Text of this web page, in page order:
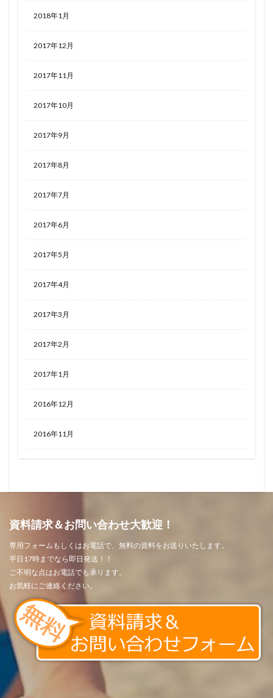
2018年1月
2017年12月
2017年11月
2017年10月
2017年9月
2017年8月
2017年7月
2017年6月
2017年5月
2017年4月
2017年3月
2017年2月
2017年1月
2016年12月
2016年11月
資料請求＆お問い合わせ大歓迎！
専用フォームもしくはお電話で、無料の資料をお送りいたします。
平日17時までなら即日発送！！
ご不明な点はお電話でも承ります。
お気軽にご連絡ください。